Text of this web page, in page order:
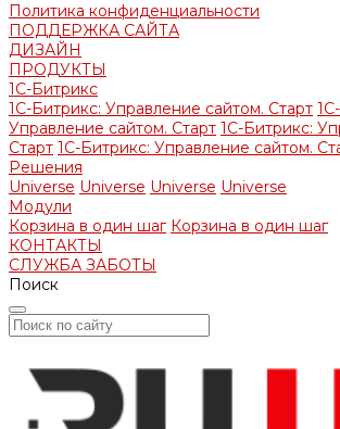
Политика конфиденциальности
ПОДДЕРЖКА САЙТА
ДИЗАЙН
ПРОДУКТЫ
1С-Битрикс
1С-Битрикс: Управление сайтом. Старт
Управление сайтом. Старт 1С-Битрикс:
Старт 1С-Битрикс: Управление сайтом.
Решения
Universe Universe Universe Universe
Модули
Корзина в один шаг Корзина в один шаг
КОНТАКТЫ
СЛУЖБА ЗАБОТЫ
Поиск